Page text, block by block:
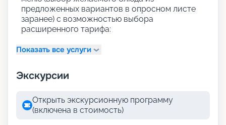
предложенных вариантов в опросном листе
заранее) с возможностью выбора
расширенного тарифа:
Показать все услуги
Экскурсии
Открыть экскурсионную программу
(включена в стоимость)